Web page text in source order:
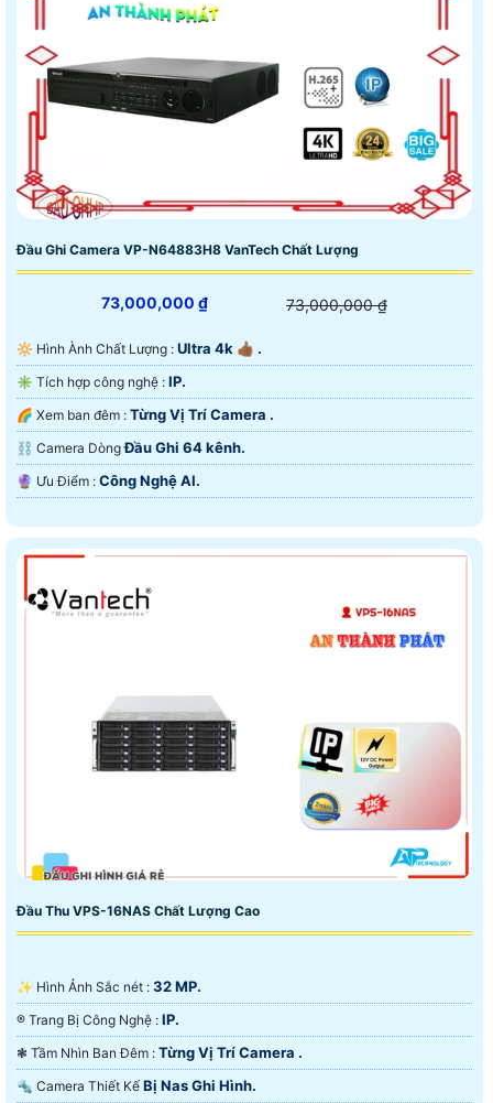
Đầu Ghi Camera VP-N64883H8 VanTech Chất Lượng
73,000,000 ₫ 73,000,000 ₫
🔆 Hình Ành Chất Lượng : Ultra 4k 👍🏾 .
✳️ Tích hợp công nghệ : IP.
🌈 Xem ban đêm : Từng Vị Trí Camera .
⛓ Camera DòngĐầu Ghi 64 kênh.
️🔮 Ưu Điểm : Công Nghệ AI.
Đầu Thu VPS-16NAS Chất Lượng Cao
✨ Hình Ảnh Sắc nét : 32 MP.
®️ Trang Bị Công Nghệ : IP.
❃ Tầm Nhìn Ban Đêm : Từng Vị Trí Camera .
🔩 Camera Thiết Kế Bị Nas Ghi Hình.